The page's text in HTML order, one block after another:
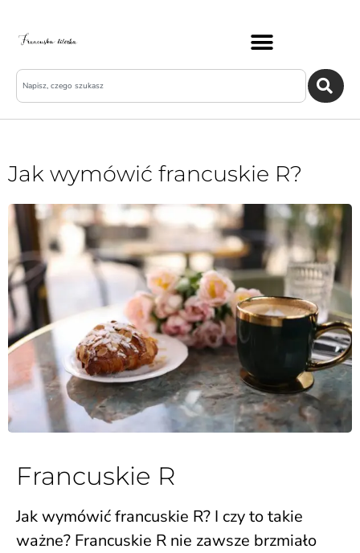
Jak wymówić francuskie R?
Francuskie R
Jak wymówić francuskie R? I czy to takie
ważne? Francuskie R nie zawsze brzmiało